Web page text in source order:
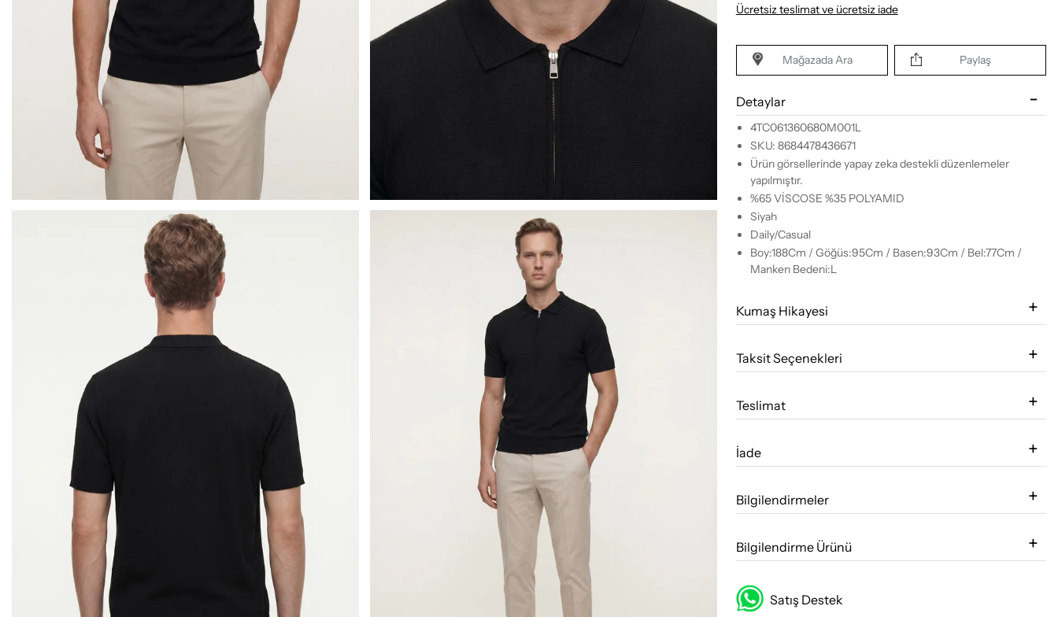
Ücretsiz teslimat ve ücretsiz iade
Mağazada Ara Paylaş
Detaylar
4TC061360680M001L
SKU: 8684478436671
Ürün görsellerinde yapay zeka destekli düzenlemeler
yapılmıştır.
%65 VİSCOSE %35 POLYAMID
Siyah
Daily/Casual
Boy:188Cm / Göğüs:95Cm / Basen:93Cm / Bel:77Cm /
Manken Bedeni:L
Kumaş Hikayesi
Taksit Seçenekleri
Teslimat
İade
Bilgilendirmeler
Bilgilendirme Ürünü
Satış Destek